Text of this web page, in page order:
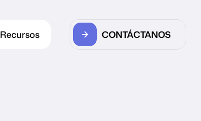
Recursos CONTÁCTANOS